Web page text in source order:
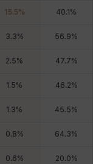
15.5% 40.1 %
3.3% 56.9%
2.5% 47.7%
1.5% 46.2%
1.3% 45.5%
0.8% 64.3%
0.6% 20.0%